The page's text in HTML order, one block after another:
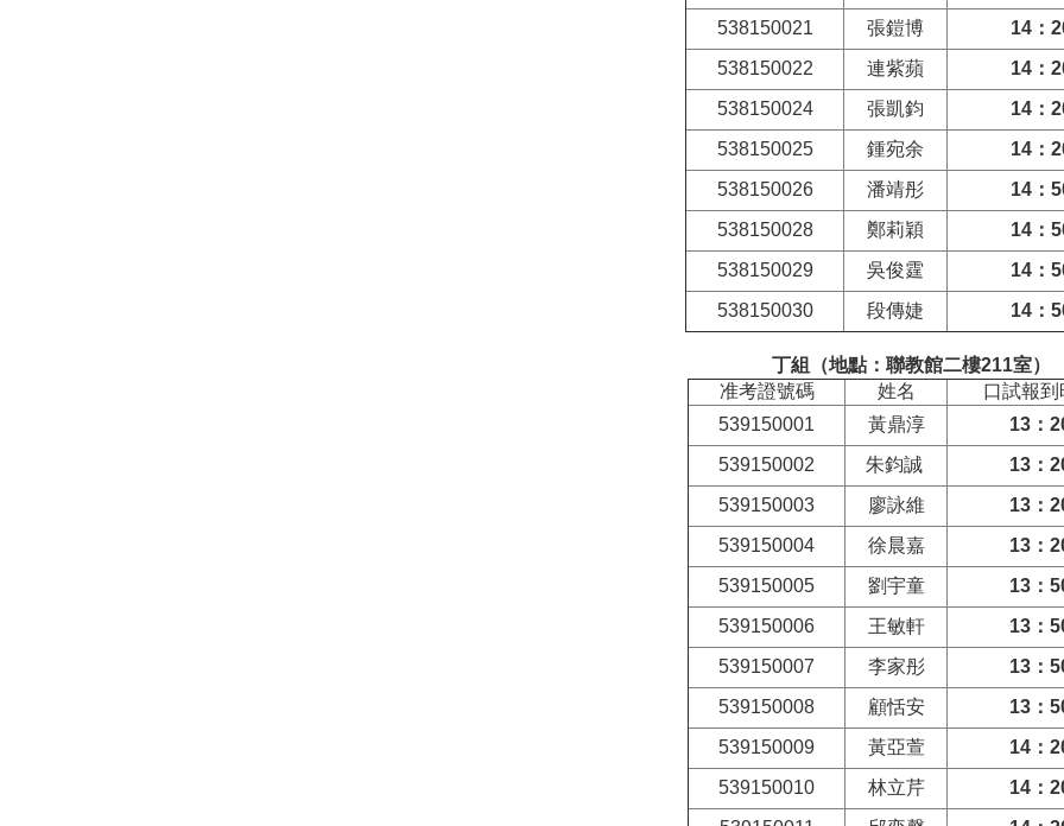
538150021
張鎧博 14 ：
538150022
連紫蘋 14 ：
538150024
張凱鈞 14 ：
538150025
鍾宛余 14 ：
538150026
潘靖彤 14 ：
538150028
鄭莉穎 14 ：
538150029
吳俊霆 14 ：
538150030
段傳婕 14 ：
丁組（地點： 聯教館二樓211室）
准考證號碼
姓名
口試報到
539150001
黃鼎淳 13 ：
539150002
朱鈞誠 13 ：
539150003
廖詠維 13 ：
539150004
徐晨嘉 13 ：
539150005
劉宇童 13 ：
539150006
王敏軒 13 ：
539150007
李家彤 13 ：
539150008
顧恬安 13 ：
539150009
黃亞萱 14 ：
539150010
林立芹 14 ：